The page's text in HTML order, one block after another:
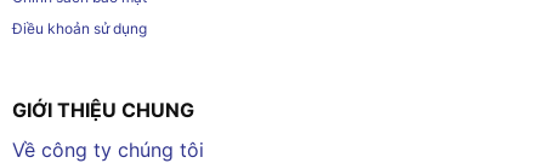
Điều khoản sử dụng
GIỚI THIỆU CHUNG
Về công ty chúng tôi